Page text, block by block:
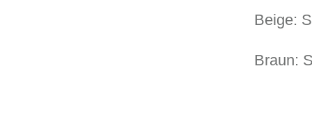
Beige:
Braun: